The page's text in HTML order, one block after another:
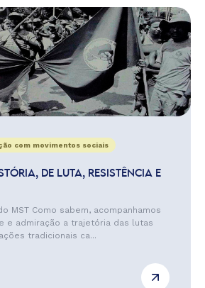
com movimentos sociais
DE LUTA, RESISTÊNCIA E
MST Como sabem, acompanhamos
e admiração a trajetória das lutas
tradicionais ca...